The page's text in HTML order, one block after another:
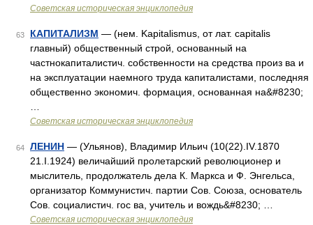
Советская историческая энциклопедия
63 КАПИТАЛИЗМ — (нем. Kapitalismus, от лат. capitalis
главный) общественный строй, основанный на
частнокапиталистич. собственности на средства произ ва и
на эксплуатации наемного труда капиталистами, последняя
общественно экономич. формация, основанная на&#8230;
Советская историческая энциклопедия
64 ЛЕНИН — (Ульянов), Владимир Ильич (10(22).IV.1870
21.I.1924) величайший пролетарский революционер и
мыслитель, продолжатель дела К. Маркса и Ф. Энгельса,
организатор Коммунистич. партии Сов. Союза, основатель
Сов. социалистич. гос ва, учитель и вождь&#8230; …
Советская историческая энциклопедия